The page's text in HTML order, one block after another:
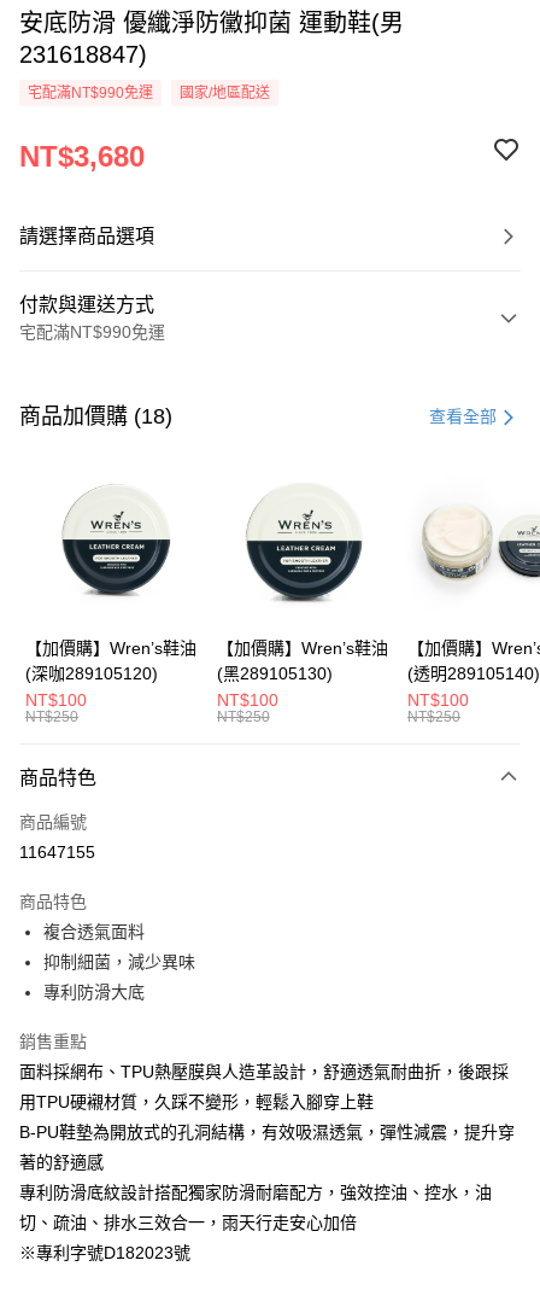
安底防滑 優纖淨防黴抑菌 運動鞋(男
231618847)
宅配滿NT$990免運 國家/地區配送
NT$3,680
請選擇商品選項
付款與運送方式
宅配滿NT$990免運
信用卡一次付款
Apple Pay
悠遊付
Google Pay
全盈+PAY
ATM付款
宅配
每筆NT$80，滿NT$990(含以上)免運費
付款後門市自取
每筆NT$80，滿NT$699(含以上)免運費
跨境配送 港澳、新馬
商品加價購 (18) 查看全部
【加價購】Wren’s鞋油
(深咖289105120)
NT$100
NT$250
【加價購】Wren’s鞋油
(黑289105130)
NT$100
NT$250
【加價購】
(透明289105140)
NT$100
NT$250
商品特色
商品編號
11647155
商品特色
複合透氣面料
抑制細菌，減少異味
專利防滑大底
銷售重點
面料採網布、TPU熱壓膜與人造革設計，舒適透氣耐曲折，後跟採
用TPU硬襯材質，久踩不變形，輕鬆入腳穿上鞋
B-PU鞋墊為開放式的孔洞結構，有效吸濕透氣，彈性減震，提升穿
著的舒適感
專利防滑底紋設計搭配獨家防滑耐磨配方，強效控油、控水，油
切、疏油、排水三效合一，雨天行走安心加倍
※專利字號D182023號